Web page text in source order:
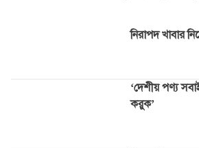
নিরাপদ খাবার
‘দেশীয় পণ্য
করুক’